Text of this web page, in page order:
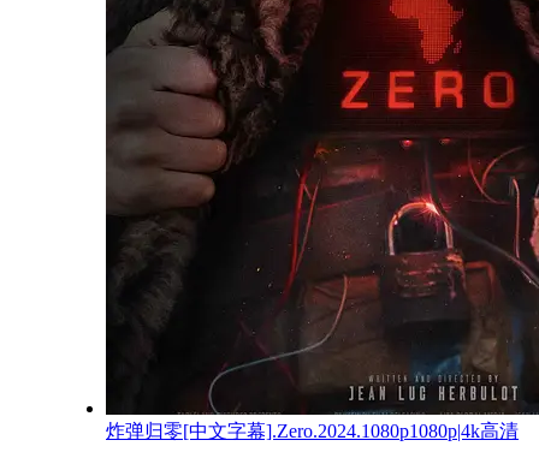
炸弹归零[中文字幕].Zero.2024.1080p1080p|4k高清